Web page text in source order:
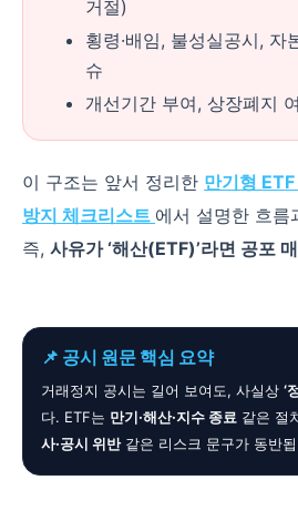
거절)
횡령·배임, 불성실공시, 자
슈
개선기간 부여, 상장폐지
이 구조는 앞서 정리한 만기형
방지 체크리스트 에서 설명한 흐름
즉, 사유가 ‘해산(ETF)’라면 공포
📌 공시 원문 핵심 요약
거래정지 공시는 길어 보여도, 사실상 ‘
다. ETF는 만기·해산·지수 종료 같은 절
사·공시 위반같은 리스크 문구가 동반